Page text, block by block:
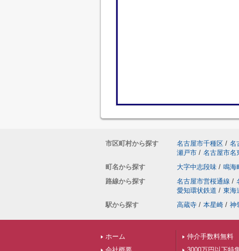
市区町村から探す 名古屋市千種区 / 名
瀬戸市 / 名古屋市名
町名から探す
大字中志段味 / 鳴海
路線から探す
名古屋市営桜通線 /
愛知環状鉄道 / 東海
駅から探す
高蔵寺 / 本星崎 / 神
ホーム
仲介手数料無料